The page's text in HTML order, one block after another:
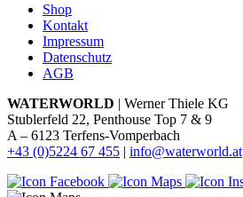
Shop
Kontakt
Impressum
Datenschutz
AGB
WATERWORLD | Werner Thiele KG
Stublerfeld 22, Penthouse Top 7 & 9
A – 6123 Terfens-Vomperbach
+43 (0)5224 67 455 | info@waterworld.at